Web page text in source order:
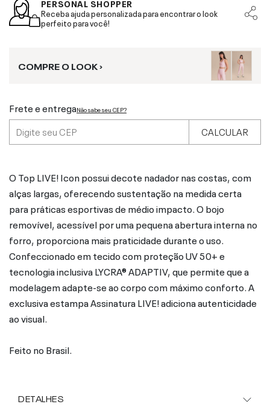
PERSONAL SHOPPER
Receba ajuda personalizada para encontrar o look
perfeito para você!
COMPRE O LOOK ›
Frete e entregaNão sabe seu CEP?
CALCULAR
O Top LIVE! Icon possui decote nadador nas costas, com
alças largas, oferecendo sustentação na medida certa
para práticas esportivas de médio impacto. O bojo
removível, acessível por uma pequena abertura interna no
forro, proporciona mais praticidade durante o uso.
Confeccionado em tecido com proteção UV 50+ e
tecnologia inclusiva LYCRA® ADAPTIV, que permite que a
modelagem adapte-se ao corpo com máximo conforto. A
exclusiva estampa Assinatura LIVE! adiciona autenticidade
ao visual.
Feito no Brasil.
DETALHES